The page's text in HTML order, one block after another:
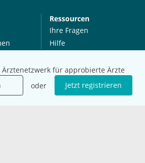
Ärztenetzwerk für approbierte Ärzte
oder Jetzt registrieren
Ressourcen
Ihre Fragen
Hilfe